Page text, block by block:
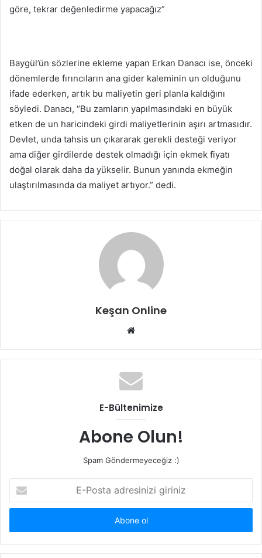
göre, tekrar değenledirme yapacağız”
Baygül’ün sözlerine ekleme yapan Erkan Danacı ise, önceki
dönemlerde fırıncıların ana gider kaleminin un olduğunu
ifade ederken, artık bu maliyetin geri planla kaldığını
söyledi. Danacı, “Bu zamların yapılmasındaki en büyük
etken de un haricindeki girdi maliyetlerinin aşırı artmasıdır.
Devlet, unda tahsis un çıkararak gerekli desteği veriyor
ama diğer girdilerde destek olmadığı için ekmek fiyatı
doğal olarak daha da yükselir. Bunun yanında ekmeğin
ulaştırılmasında da maliyet artıyor.” dedi.
Keşan Online
Web
E-Bültenimize
Abone Olun!
Spam Göndermeyeceğiz :)
Posta
adresinizi